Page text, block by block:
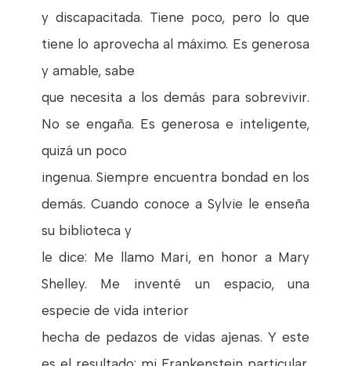
y discapacitada. Tiene poco, pero lo que
tiene lo aprovecha al máximo. Es generosa
y amable, sabe
que necesita a los demás para sobrevivir.
No se engaña. Es generosa e inteligente,
quizá un poco
ingenua. Siempre encuentra bondad en los
demás. Cuando conoce a Sylvie le enseña
su biblioteca y
le dice: Me llamo Mari, en honor a Mary
Shelley. Me inventé un espacio, una
especie de vida interior
hecha de pedazos de vidas ajenas. Y este